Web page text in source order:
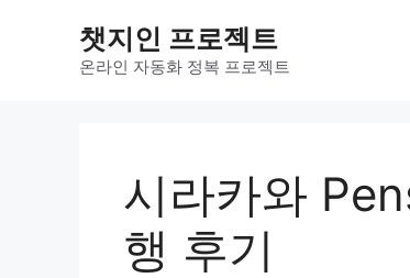
챗지인 프로젝트
온라인 자동화 정복 프로젝트
시라카와
행 후기